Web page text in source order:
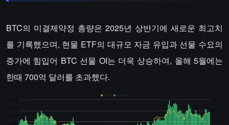
BTC의 미결제약정 총량은 2025년 상반기에 새로운 최고치
를 기록했으며, 현물 ETF의 대규모 자금 유입과 선물 수요의
증가에 힘입어 BTC 선물 OI는 더욱 상승하여, 올해 5월에는
한때 700억 달러를 초과했다.